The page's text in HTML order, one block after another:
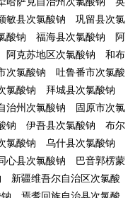
敏县次氯酸钠
巩留县次氯
酸钠 福海县次氯酸钠
阿
阿克苏地区次氯酸钠
和布
次氯酸钠
吐鲁番市次氯酸
氯酸钠
拜城县次氯酸钠
治州次氯酸钠
固原市次氯
钠 伊吾县次氯酸钠
布尔
氯酸钠
乌什县次氯酸钠
心县次氯酸钠
巴音郭楞蒙
新疆维吾尔自治区次氯酸
焉耆回族自治县次氯酸